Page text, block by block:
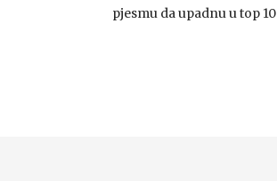
pjesmu da upadnu u top 10